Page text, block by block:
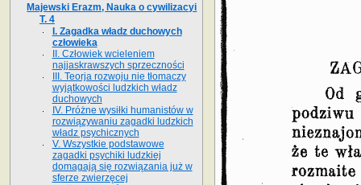
Majewski Erazm, Nauka o cywilizacyi
T. 4
I. Zagadka władz duchowych
człowieka
II. Człowiek wcieleniem
najjaskrawszych sprzeczności
III. Teorja rozwoju nie tłomaczy
wyjątkowości ludzkich władz
duchowych
IV. Próżne wysiłki humanistów w
rozwiązywaniu zagadki ludzkich
władz psychicznych
V. Wszystkie podstawowe
zagadki psychiki ludzkiej
domagają się rozwiązania już w
sferze zwierzęcej